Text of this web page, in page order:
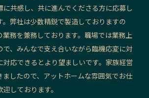
に共感し、共に進んでくださる方に応募し
。弊社は少数精鋭で製造しておりますの
業務を兼務しております。職場では業務上
で、みんなで支え合いながら臨機応変に対
対応できるとより望ましいです。家族経営
ましたので、アットホームな雰囲気でお仕
しております。